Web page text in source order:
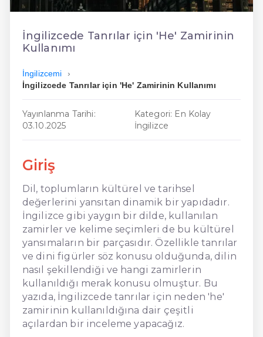
En Ucuz İngilizce
En Uygun İngilizce
İngilizcede Tanrılar için 'He' Zamirinin
Kullanımı
İngilizcemi
İngilizcede Tanrılar için 'He' Zamirinin Kullanımı
Yayınlanma Tarihi:
03.10.2025
Kategori: En Kolay
İngilizce
Giriş
Dil, toplumların kültürel ve tarihsel
değerlerini yansıtan dinamik bir yapıdadır.
İngilizce gibi yaygın bir dilde, kullanılan
zamirler ve kelime seçimleri de bu kültürel
yansımaların bir parçasıdır. Özellikle tanrılar
ve dini figürler söz konusu olduğunda, dilin
nasıl şekillendiği ve hangi zamirlerin
kullanıldığı merak konusu olmuştur. Bu
yazıda, İngilizcede tanrılar için neden 'he'
zamirinin kullanıldığına dair çeşitli
açılardan bir inceleme yapacağız.